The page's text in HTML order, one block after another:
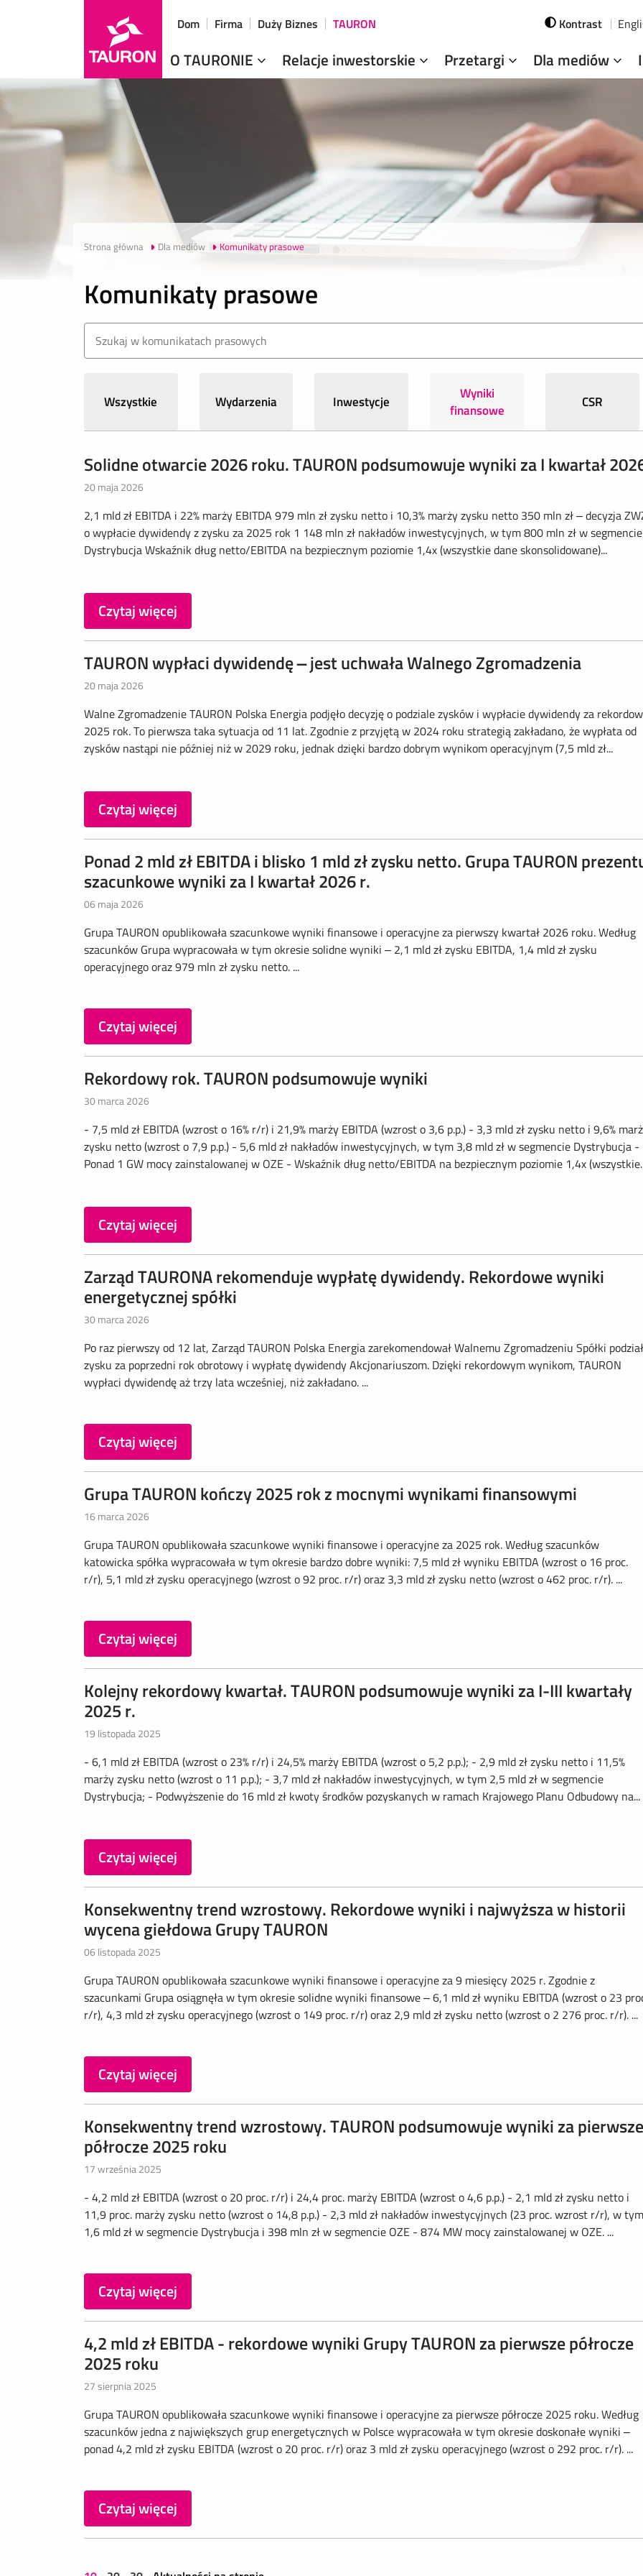
Dom Firma Duży Biznes TAURON
O TAURONIE Relacje inwestorskie Przetargi Dla mediów
Kontrast
Strona główna Dla mediów Komunikaty prasowe
Komunikaty prasowe
Wszystkie Wydarzenia Inwestycje
Wyniki
finansowe
CSR
Solidne otwarcie 2026 roku. TAURON podsumowuje wyniki za I kwartał
20 maja 2026
2,1 mld zł EBITDA i 22% marży EBITDA 979 mln zł zysku netto i 10,3% marży zysku netto 350 mln zł – decyzja
o wypłacie dywidendy z zysku za 2025 rok 1 148 mln zł nakładów inwestycyjnych, w tym 800 mln zł w segmencie
Dystrybucja Wskaźnik dług netto/EBITDA na bezpiecznym poziomie 1,4x (wszystkie dane skonsolidowane)...
Czytaj więcej
TAURON wypłaci dywidendę – jest uchwała Walnego Zgromadzenia
20 maja 2026
Walne Zgromadzenie TAURON Polska Energia podjęło decyzję o podziale zysków i wypłacie dywidendy za
2025 rok. To pierwsza taka sytuacja od 11 lat. Zgodnie z przyjętą w 2024 roku strategią zakładano, że wypłata od
zysków nastąpi nie później niż w 2029 roku, jednak dzięki bardzo dobrym wynikom operacyjnym (7,5 mld zł...
Czytaj więcej
Ponad 2 mld zł EBITDA i blisko 1 mld zł zysku netto. Grupa TAURON
szacunkowe wyniki za I kwartał 2026 r.
06 maja 2026
Grupa TAURON opublikowała szacunkowe wyniki finansowe i operacyjne za pierwszy kwartał 2026 roku. Według
szacunków Grupa wypracowała w tym okresie solidne wyniki – 2,1 mld zł zysku EBITDA, 1,4 mld zł zysku
operacyjnego oraz 979 mln zł zysku netto. ...
Czytaj więcej
Rekordowy rok. TAURON podsumowuje wyniki
30 marca 2026
- 7,5 mld zł EBITDA (wzrost o 16% r/r) i 21,9% marży EBITDA (wzrost o 3,6 p.p.) - 3,3 mld zł zysku netto i 9,6%
zysku netto (wzrost o 7,9 p.p.) - 5,6 mld zł nakładów inwestycyjnych, w tym 3,8 mld zł w segmencie Dystrybucja -
Ponad 1 GW mocy zainstalowanej w OZE - Wskaźnik dług netto/EBITDA na bezpiecznym poziomie 1,4x
Czytaj więcej
Zarząd TAURONA rekomenduje wypłatę dywidendy. Rekordowe wyniki
energetycznej spółki
30 marca 2026
Po raz pierwszy od 12 lat, Zarząd TAURON Polska Energia zarekomendował Walnemu Zgromadzeniu Spółki podział
zysku za poprzedni rok obrotowy i wypłatę dywidendy Akcjonariuszom. Dzięki rekordowym wynikom, TAURON
wypłaci dywidendę aż trzy lata wcześniej, niż zakładano. ...
Czytaj więcej
Grupa TAURON kończy 2025 rok z mocnymi wynikami finansowymi
16 marca 2026
Grupa TAURON opublikowała szacunkowe wyniki finansowe i operacyjne za 2025 rok. Według szacunków
katowicka spółka wypracowała w tym okresie bardzo dobre wyniki: 7,5 mld zł wyniku EBITDA (wzrost o 16 proc.
r/r), 5,1 mld zł zysku operacyjnego (wzrost o 92 proc. r/r) oraz 3,3 mld zł zysku netto (wzrost o 462 proc. r/r). ...
Czytaj więcej
Kolejny rekordowy kwartał. TAURON podsumowuje wyniki za I-III kwartały
2025 r.
19 listopada 2025
- 6,1 mld zł EBITDA (wzrost o 23% r/r) i 24,5% marży EBITDA (wzrost o 5,2 p.p.); - 2,9 mld zł zysku netto i 11,5%
marży zysku netto (wzrost o 11 p.p.); - 3,7 mld zł nakładów inwestycyjnych, w tym 2,5 mld zł w segmencie
Dystrybucja; - Podwyższenie do 16 mld zł kwoty środków pozyskanych w ramach Krajowego Planu Odbudowy na...
Czytaj więcej
Konsekwentny trend wzrostowy. Rekordowe wyniki i najwyższa w historii
wycena giełdowa Grupy TAURON
06 listopada 2025
Grupa TAURON opublikowała szacunkowe wyniki finansowe i operacyjne za 9 miesięcy 2025 r. Zgodnie z
szacunkami Grupa osiągnęła w tym okresie solidne wyniki finansowe – 6,1 mld zł wyniku EBITDA (wzrost o 23
r/r), 4,3 mld zł zysku operacyjnego (wzrost o 149 proc. r/r) oraz 2,9 mld zł zysku netto (wzrost o 2 276 proc. r/r). ...
Czytaj więcej
Konsekwentny trend wzrostowy. TAURON podsumowuje wyniki za pierwsze
półrocze 2025 roku
17 września 2025
- 4,2 mld zł EBITDA (wzrost o 20 proc. r/r) i 24,4 proc. marży EBITDA (wzrost o 4,6 p.p.) - 2,1 mld zł zysku netto i
11,9 proc. marży zysku netto (wzrost o 14,8 p.p.) - 2,3 mld zł nakładów inwestycyjnych (23 proc. wzrost r/r), w tym
1,6 mld zł w segmencie Dystrybucja i 398 mln zł w segmencie OZE - 874 MW mocy zainstalowanej w OZE. ...
Czytaj więcej
4,2 mld zł EBITDA - rekordowe wyniki Grupy TAURON za pierwsze półrocze
2025 roku
27 sierpnia 2025
Grupa TAURON opublikowała szacunkowe wyniki finansowe i operacyjne za pierwsze półrocze 2025 roku. Według
szacunków jedna z największych grup energetycznych w Polsce wypracowała w tym okresie doskonałe wyniki –
ponad 4,2 mld zł zysku EBITDA (wzrost o 20 proc. r/r) oraz 3 mld zł zysku operacyjnego (wzrost o 292 proc. r/r). ...
Czytaj więcej